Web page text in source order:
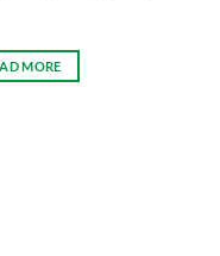
MORE